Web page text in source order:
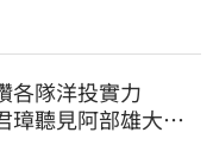
各隊洋投實力
聽見阿部雄大被